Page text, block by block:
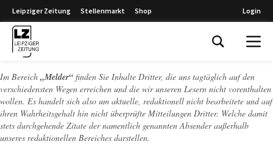
Leipziger Zeitung Stellenmarkt Shop Login
Im Bereich „Melder“ finden Sie Inhalte Dritter, die uns tagtäglich auf den
verschiedensten Wegen erreichen und die wir unseren Lesern nicht vorenthalten
wollen. Es handelt sich also um aktuelle, redaktionell nicht bearbeitete und auf
ihren Wahrheitsgehalt hin nicht überprüfte Mitteilungen Dritter. Welche damit
stets durchgehende Zitate der namentlich genannten Absender außerhalb
unseres redaktionellen Bereiches darstellen.